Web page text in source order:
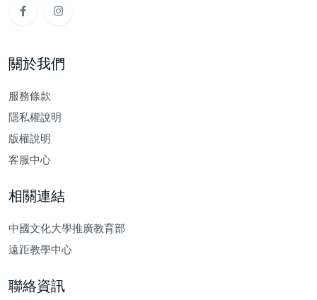
關於我們
服務條款
隱私權說明
版權說明
客服中心
相關連結
中國文化大學推廣教育部
遠距教學中心
聯絡資訊